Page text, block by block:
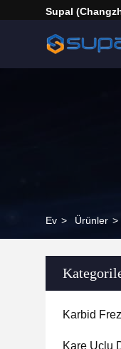
Supal
Ev > Ürünler >
Karbid
Kare Uçlu